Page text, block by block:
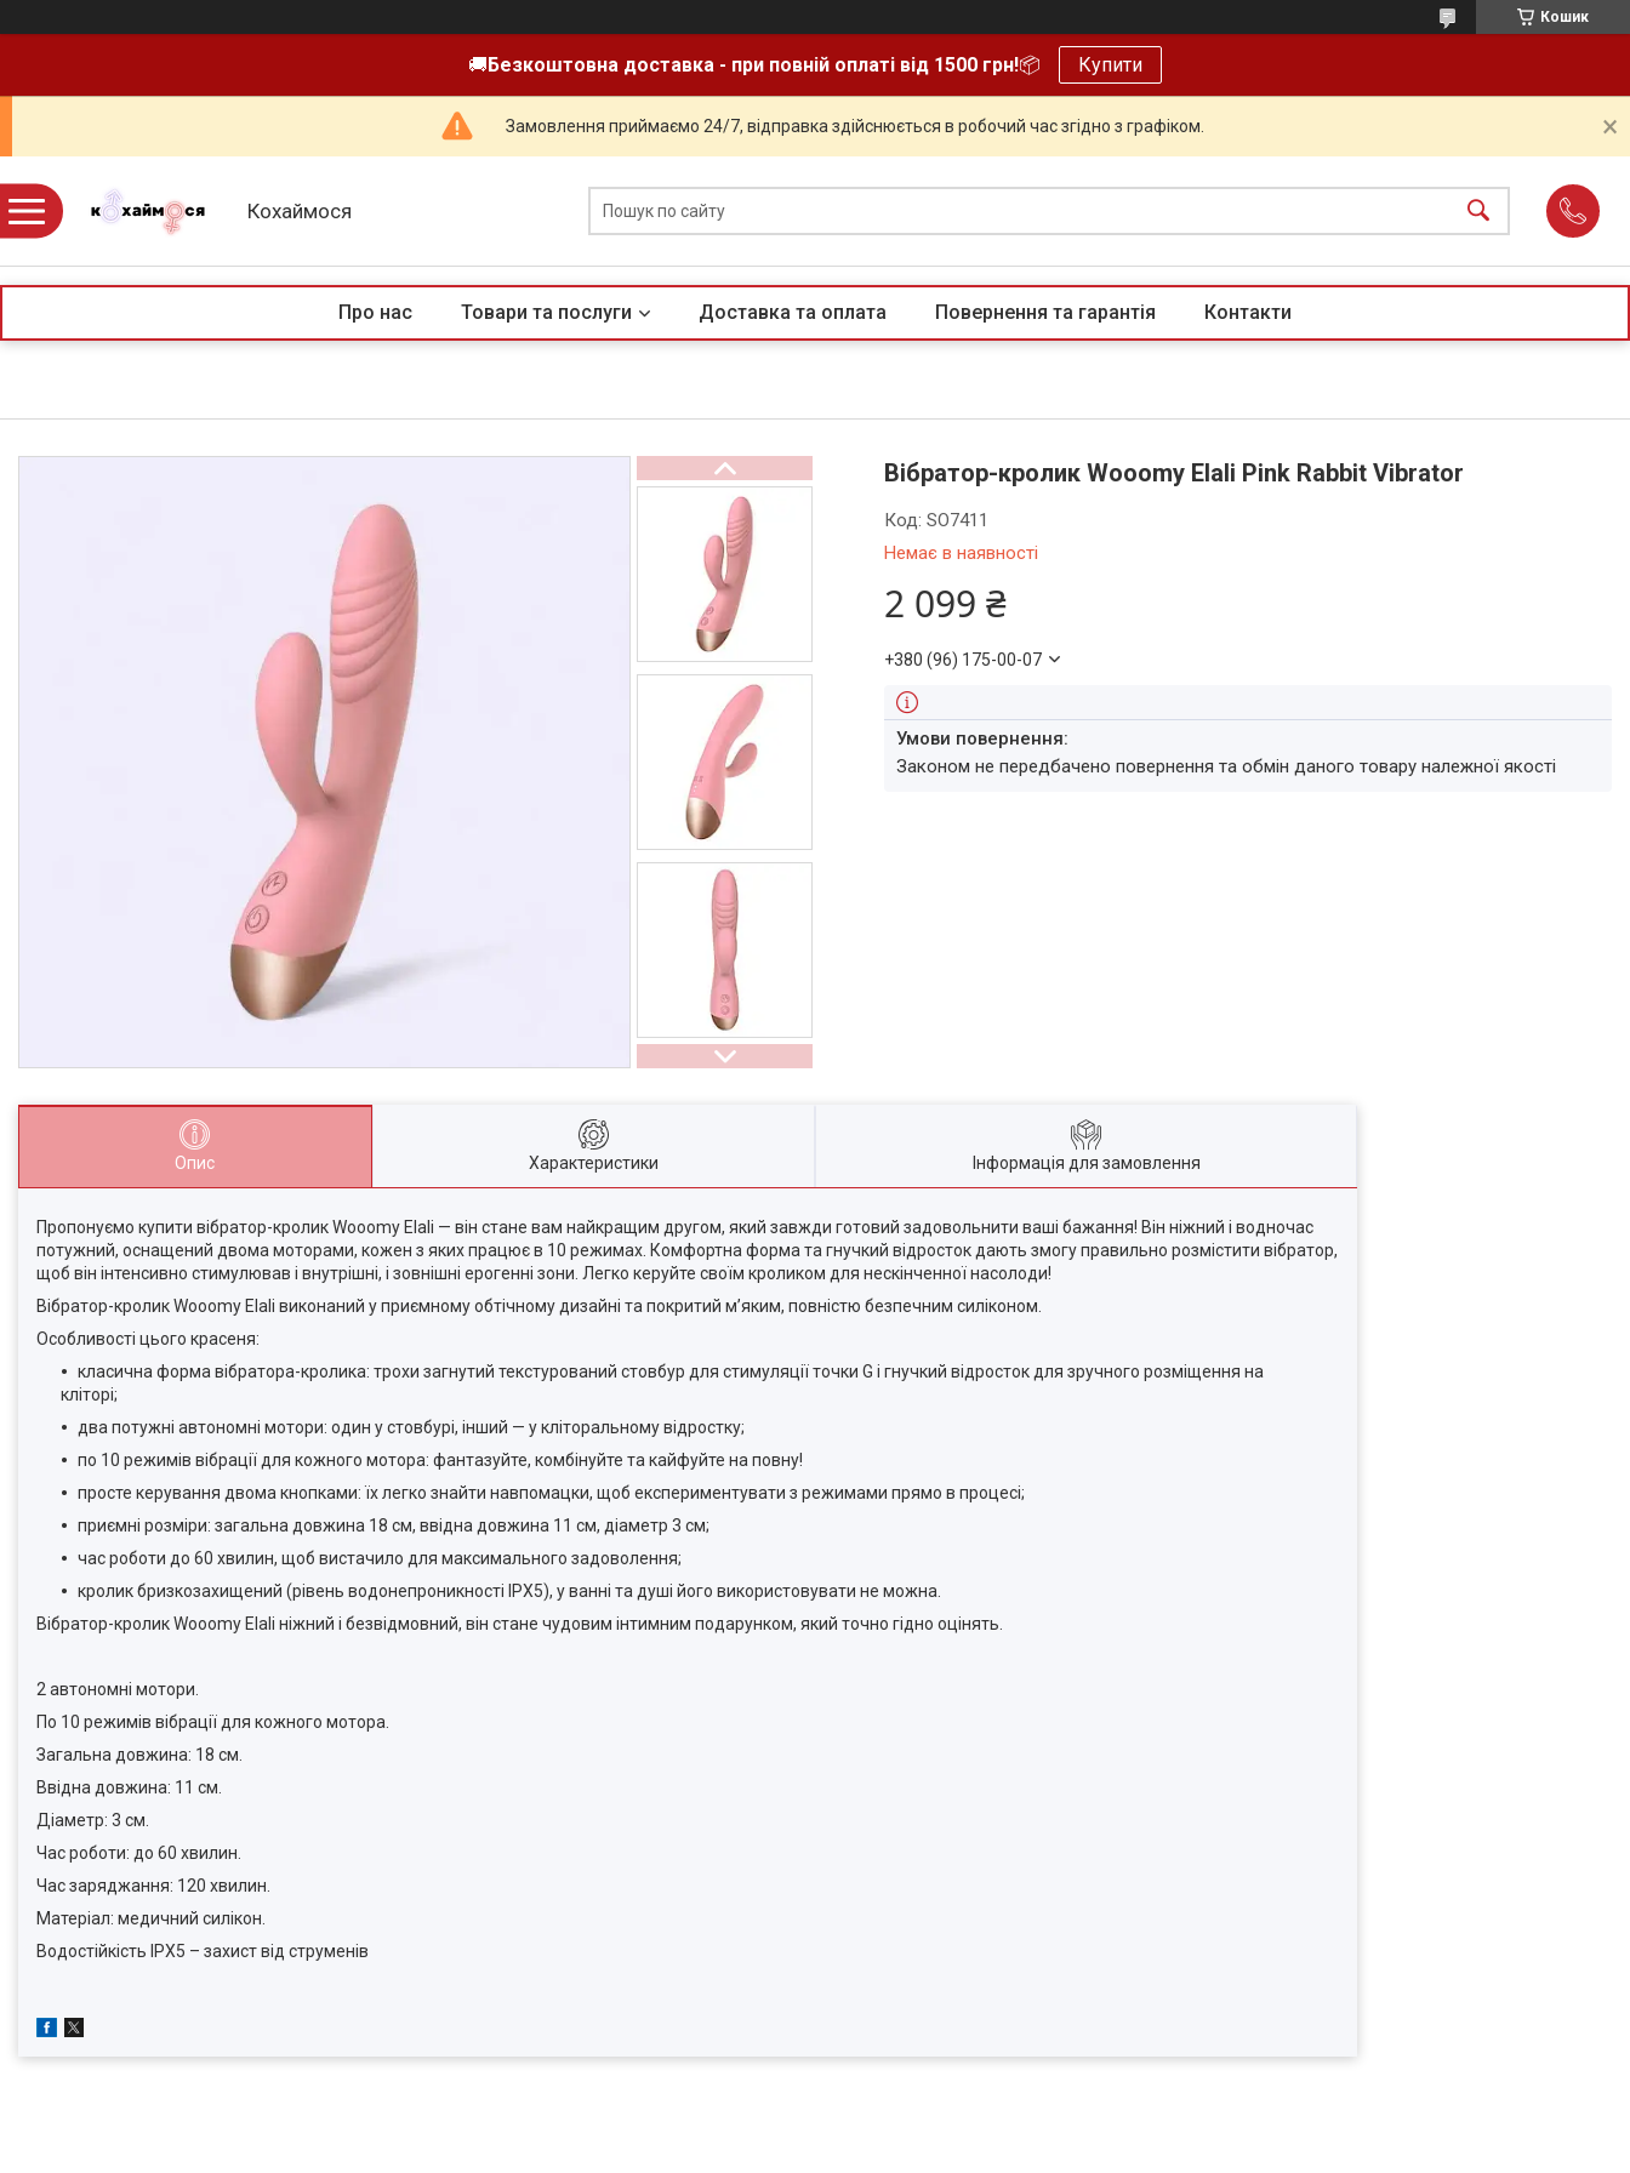
Кошик
🚚Безкоштовна доставка - при повній оплаті від 1500 грн!📦 Купити
Замовлення приймаємо 24/7, відправка здійснюється в робочий час згідно з графіком.
Кохаймося
Про нас Товари та послуги Доставка та оплата Повернення та гарантія Контакти
Вібратор-кролик Wooomy Elali Pink Rabbit Vibrator
Немає в наявності
Код:SO7411
2 099 ₴
+380 (96) 175-00-07
Законом не передбачено повернення та обмін даного товару належної якості
Опис Характеристики Інформація для замовлення
Пропонуємо купити вібратор-кролик Wooomy Elali — він стане вам найкращим другом, який завжди готовий задовольнити ваші бажання! Він ніжний і водночас
потужний, оснащений двома моторами, кожен з яких працює в 10 режимах. Комфортна форма та гнучкий відросток дають змогу правильно розмістити вібратор,
щоб він інтенсивно стимулював і внутрішні, і зовнішні ерогенні зони. Легко керуйте своїм кроликом для нескінченної насолоди!
Вібратор-кролик Wooomy Elali виконаний у приємному обтічному дизайні та покритий м’яким, повністю безпечним силіконом.
Особливості цього красеня:
класична форма вібратора-кролика: трохи загнутий текстурований стовбур для стимуляції точки G і гнучкий відросток для зручного розміщення на
кліторі;
два потужні автономні мотори: один у стовбурі, інший — у кліторальному відростку;
по 10 режимів вібрації для кожного мотора: фантазуйте, комбінуйте та кайфуйте на повну!
просте керування двома кнопками: їх легко знайти навпомацки, щоб експериментувати з режимами прямо в процесі;
приємні розміри: загальна довжина 18 см, ввідна довжина 11 см, діаметр 3 см;
час роботи до 60 хвилин, щоб вистачило для максимального задоволення;
кролик бризкозахищений (рівень водонепроникності IPX5), у ванні та душі його використовувати не можна.
Вібратор-кролик Wooomy Elali ніжний і безвідмовний, він стане чудовим інтимним подарунком, який точно гідно оцінять.
2 автономні мотори.
По 10 режимів вібрації для кожного мотора.
Загальна довжина: 18 см.
Ввідна довжина: 11 см.
Діаметр: 3 см.
Час роботи: до 60 хвилин.
Час заряджання: 120 хвилин.
Матеріал: медичний силікон.
Водостійкість IPX5 – захист від струменів